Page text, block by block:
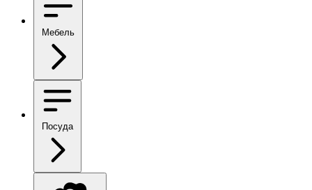
Мебель
Посуда